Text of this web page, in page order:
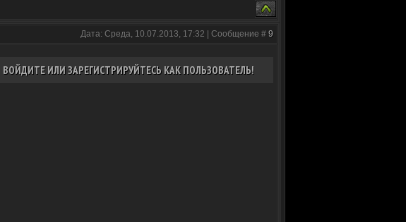
Дата: Среда, 10.07.2013, 17:32 | Сообщение # 9
ВОЙДИТЕ ИЛИ ЗАРЕГИСТРИРУЙТЕСЬ КАК ПОЛЬЗОВАТЕЛЬ!